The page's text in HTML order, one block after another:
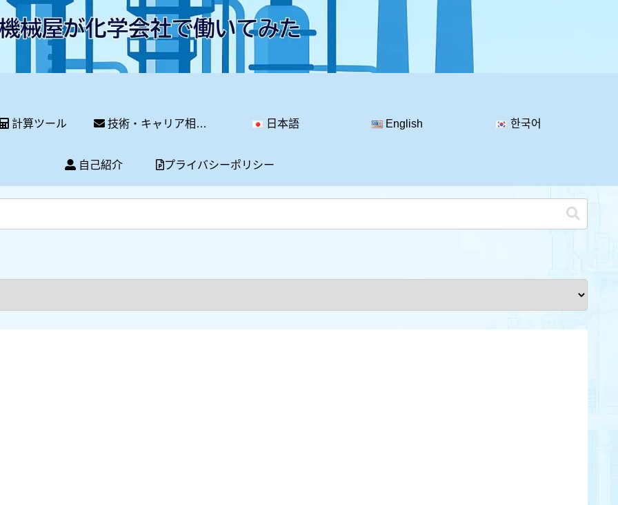
計算ツール 技術・キャリア相談サービス 日本語 English 한국어
自己紹介 プライバシーポリシー